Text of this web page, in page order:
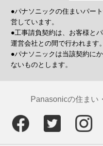
●パナソニックの住まいパー
営しています。
●工事請負契約は、お客様と
運営会社との間で行われます。
●パナソニックは当該契約に
ないものとします。
Panasonicの住まい